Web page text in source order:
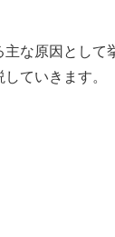
な原因として
ていきます。